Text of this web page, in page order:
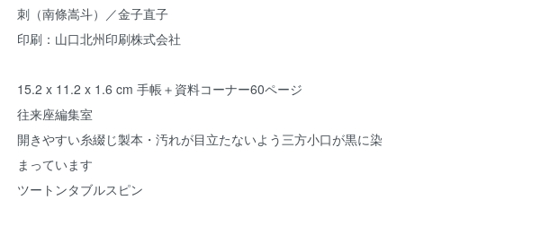
刺（南條嵩斗）／金子直子
印刷：山口北州印刷株式会社
15.2 x 11.2 x 1.6 cm 手帳＋資料コーナー60ページ
往来座編集室
開きやすい糸綴じ製本・汚れが目立たないよう三方小口が黒に染
まっています
ツートンタブルスピン